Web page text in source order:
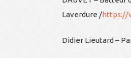
Laverdure /https://
Didier Lieutard –